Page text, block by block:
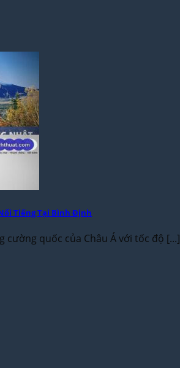
Tiếng Tại Bình Định
quốc của Châu Á với tốc độ [...]